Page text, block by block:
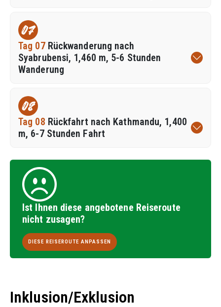
07
Tag 07 Rückwanderung nach
Syabrubensi, 1,460 m, 5-6 Stunden
Wanderung
08
Tag 08 Rückfahrt nach Kathmandu, 1,400
m, 6-7 Stunden Fahrt
Ist Ihnen diese angebotene Reiseroute
nicht zusagen?
DIESE REISEROUTE ANPASSEN
Inklusion/Exklusion